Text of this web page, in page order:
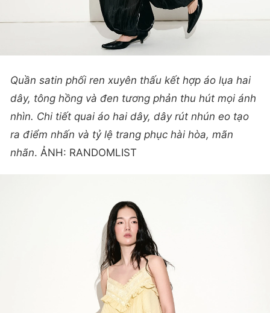
Quần satin phối ren xuyên thấu kết hợp áo lụa hai
dây, tông hồng và đen tương phản thu hút mọi ánh
nhìn. Chi tiết quai áo hai dây, dây rút nhún eo tạo
ra điểm nhấn và tỷ lệ trang phục hài hòa, mãn
nhãn. ẢNH: RANDOMLIST